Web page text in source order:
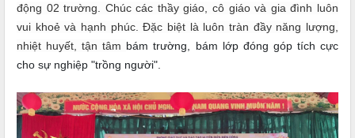
động 02 trường. Chúc các thầy giáo, cô giáo và gia đình luôn
vui khoẻ và hạnh phúc. Đặc biệt là luôn tràn đầy năng lượng,
nhiệt huyết, tận tâm bám trường, bám lớp đóng góp tích cực
cho sự nghiệp "trồng người".